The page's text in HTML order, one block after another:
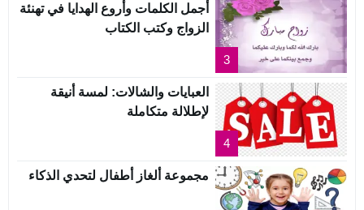
3
أجمل الكلمات وأروع الهدايا في تهنئة
الزواج وكتب الكتاب
4
العبايات والشالات: لمسة أنيقة
لإطلالة متكاملة
مجموعة ألغاز أطفال لتحدي الذكاء